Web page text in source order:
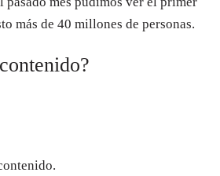
más de 40 millones de personas.